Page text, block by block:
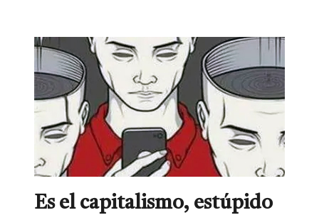
Es el capitalismo, estúpido